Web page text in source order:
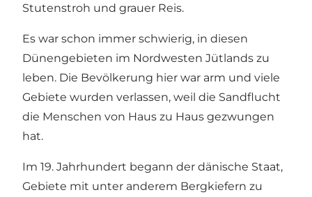
Stutenstroh und grauer Reis.
Es war schon immer schwierig, in diesen
Dünengebieten im Nordwesten Jütlands zu
leben. Die Bevölkerung hier war arm und viele
Gebiete wurden verlassen, weil die Sandflucht
die Menschen von Haus zu Haus gezwungen
hat.
Im 19. Jahrhundert begann der dänische Staat,
Gebiete mit unter anderem Bergkiefern zu